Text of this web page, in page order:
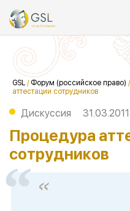
GSL / Форум (российское право) /
аттестации сотрудников
Дискуссия 31.03.2011
Процедура
сотрудников